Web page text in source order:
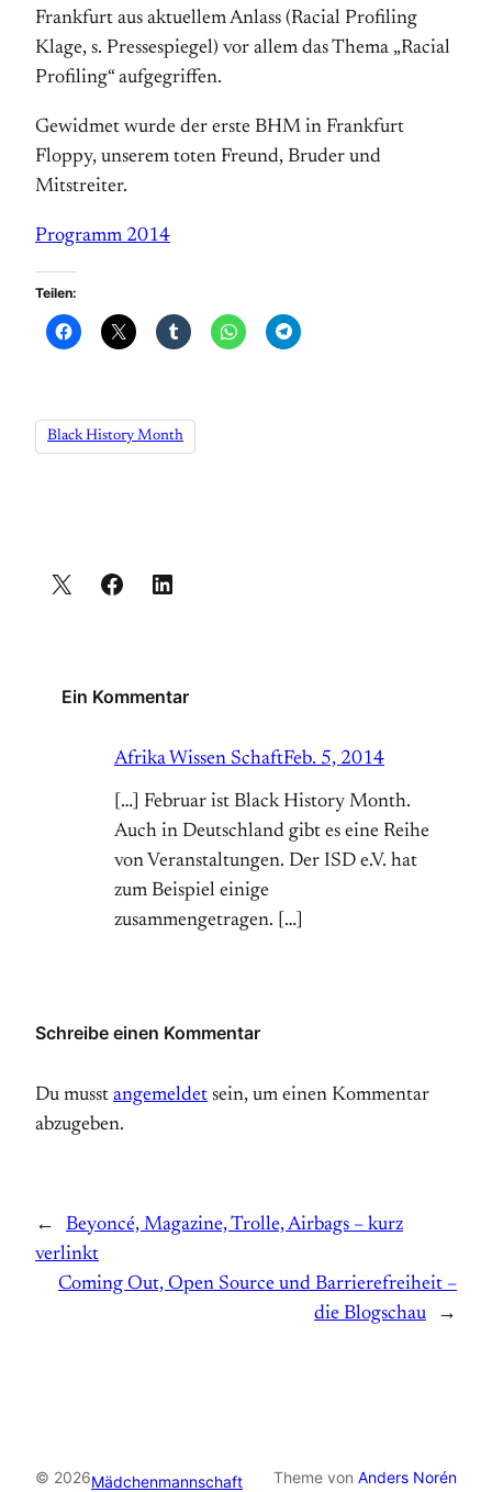
Frankfurt aus aktuellem Anlass (Racial Profiling
Klage, s. Pressespiegel) vor allem das Thema „Racial
Profiling“ aufgegriffen.
Gewidmet wurde der erste BHM in Frankfurt
Floppy, unserem toten Freund, Bruder und
Mitstreiter.
Programm 2014
Teilen:
Black History Month
Ein Kommentar
Afrika Wissen SchaftFeb. 5, 2014
[…] Februar ist Black History Month.
Auch in Deutschland gibt es eine Reihe
von Veranstaltungen. Der ISD e.V. hat
zum Beispiel einige
zusammengetragen. […]
Schreibe einen Kommentar
Du musst angemeldet sein, um einen Kommentar
abzugeben.
←
Beyoncé, Magazine, Trolle, Airbags – kurz
verlinkt
Coming Out, Open Source und Barrierefreiheit –
die Blogschau
→
© 2026Mädchenmannschaft Theme von Anders Norén